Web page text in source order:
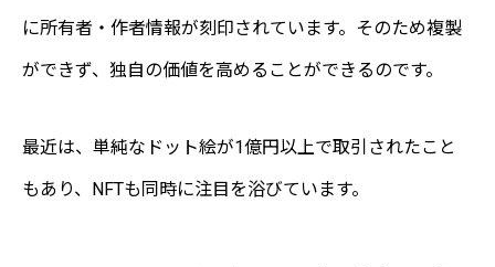
に所有者・作者情報が刻印されています。そのため複製
ができず、独自の価値を高めることができるのです。
最近は、単純なドット絵が1億円以上で取引されたこと
もあり、NFTも同時に注目を浴びています。